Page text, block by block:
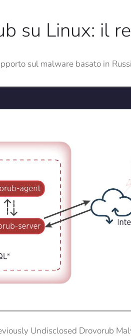
su Linux: il
sul malware basato in
Undisclosed Drovorub